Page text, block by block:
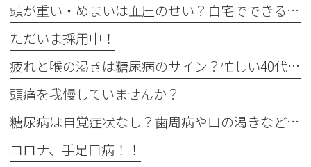
頭が重い・めまいは血圧のせい？自宅でできる確認法と受診目安
ただいま採用中！
疲れと喉の渇きは糖尿病のサイン？忙しい40代の受診目安
頭痛を我慢していませんか？
糖尿病は自覚症状なし？歯周病や口の渇きなど初期サイン5つと数値
コロナ、手足口病！！